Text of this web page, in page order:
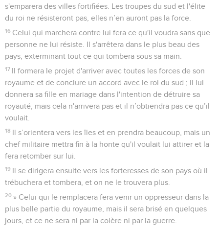
s'emparera des villes fortifiées. Les troupes du sud et l'élite
du roi ne résisteront pas, elles n’en auront pas la force.
16 Celui qui marchera contre lui fera ce qu'il voudra sans que
personne ne lui résiste. Il s'arrêtera dans le plus beau des
pays, exterminant tout ce qui tombera sous sa main.
17
Il formera le projet d'arriver avec toutes les forces de son
royaume et de conclure un accord avec le roi du sud ; il lui
donnera sa fille en mariage dans l'intention de détruire sa
royauté, mais cela n'arrivera pas et il n’obtiendra pas ce qu’il
voulait.
18
Il s’orientera vers les îles et en prendra beaucoup, mais un
chef militaire mettra fin à la honte qu'il voulait lui attirer et la
fera retomber sur lui.
19
Il se dirigera ensuite vers les forteresses de son pays où il
trébuchera et tombera, et on ne le trouvera plus.
20 » Celui qui le remplacera fera venir un oppresseur dans la
plus belle partie du royaume, mais il sera brisé en quelques
jours, et ce ne sera ni par la colère ni par la guerre.